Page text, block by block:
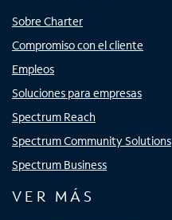
Sobre Charter
Compromiso con el cliente
Empleos
Soluciones para empresas
Spectrum Reach
Spectrum Community Solutions
Spectrum Business
VER MÁS